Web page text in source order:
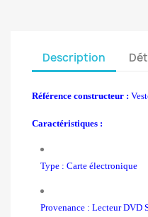
Description
Référence constructeur :
Caractéristiques :
Type : Carte électronique
Provenance : Lecteur DVD